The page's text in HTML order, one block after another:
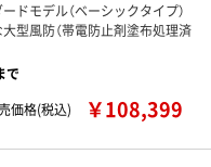
モデル（ベーシックタイプ）
型風防（帯電防止剤塗布処理済
で
価格(税込)
￥108,399